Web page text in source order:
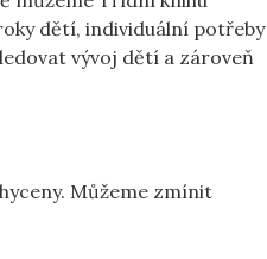
dětí,⁣ individuální potřeby
vývoj dětí a zároveň
Můžeme zmínit